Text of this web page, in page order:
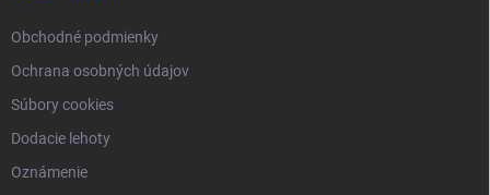
Obchodné podmienky
Ochrana osobných údajov
Súbory cookies
Dodacie lehoty
Oznámenie